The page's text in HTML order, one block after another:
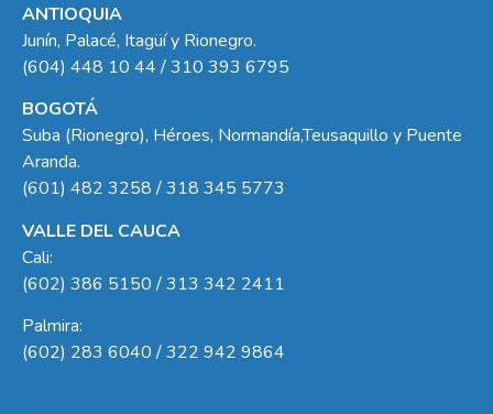
ANTIOQUIA
Junín, Palacé, Itagüí y Rionegro.
(604) 448 10 44 / 310 393 6795
BOGOTÁ
Suba (Rionegro), Héroes, Normandía,Teusaquillo y Puente
Aranda.
(601) 482 3258 / 318 345 5773
VALLE DEL CAUCA
Cali:
(602) 386 5150 / 313 342 2411
Palmira:
(602) 283 6040 / 322 942 9864